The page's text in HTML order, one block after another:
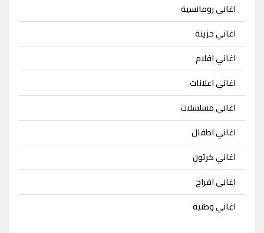
اغاني رومانسية
اغاني حزينة
اغاني افلام
اغاني اعلانات
اغاني مسلسلات
اغاني اطفال
اغاني كرتون
اغاني افراح
اغاني وطنية